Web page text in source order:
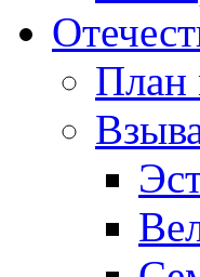
План